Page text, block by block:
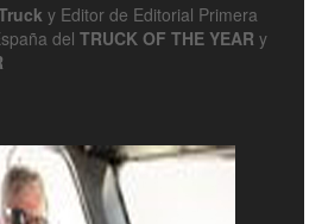
y Editor de Editorial Primera
del TRUCK OF THE YEAR y